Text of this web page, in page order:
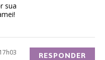
sua
RESPONDER